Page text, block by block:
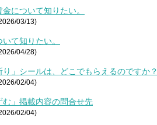
について知りたい。
03/13)
て知りたい。
04/28)
」シールは、どこでもらえるのですか？
02/04)
」掲載内容の問合せ先
02/04)